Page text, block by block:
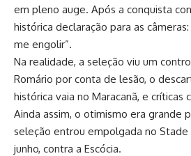
em pleno auge. Após a conquista
histórica declaração para as
me engolir”.
Na realidade, a seleção viu um
Romário por conta de lesão, o
histórica vaia no Maracanã, e críticas
Ainda assim, o otimismo era grande
seleção entrou empolgada no Stade
junho, contra a Escócia.